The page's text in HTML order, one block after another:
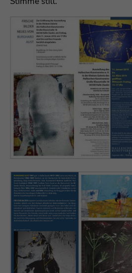
Drop us a line
info@yourdomain.com
About us
Lorem ipsum dolor sit amet,
adipiscing elit.
Aenean commodo ligula
massa. Cum sociis natoque
dis parturient montes,
Donec quam felis, ultricies